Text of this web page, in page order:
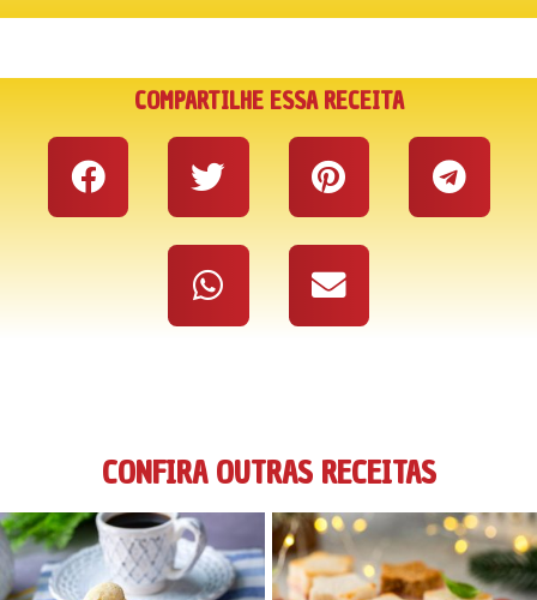
COMPARTILHE ESSA RECEITA
CONFIRA OUTRAS RECEITAS